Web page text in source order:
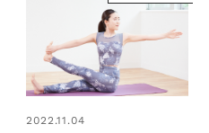
2022.11.04